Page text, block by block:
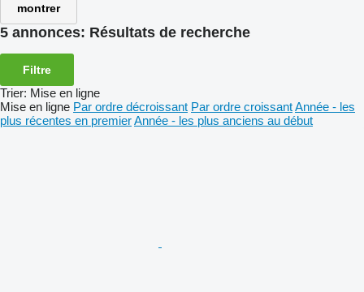
montrer
5 annonces: Résultats de recherche
Filtre
Trier: Mise en ligne
Mise en ligne Par ordre décroissant Par ordre croissantAnnée - les
plus récentes en premierAnnée - les plus anciens au début